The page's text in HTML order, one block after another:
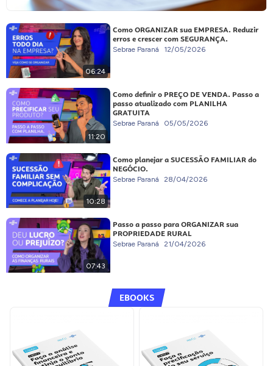
06:24
Como ORGANIZAR sua EMPRESA. Reduzir
erros e crescer com SEGURANÇA.
Sebrae Paraná 12/05/2026
11:20
Como definir o PREÇO DE VENDA. Passo a
passo atualizado com PLANILHA
GRATUITA
Sebrae Paraná 05/05/2026
10:28
Como planejar a SUCESSÃO FAMILIAR do
NEGÓCIO.
Sebrae Paraná 28/04/2026
07:43
Passo a passo para ORGANIZAR sua
PROPRIEDADE RURAL
Sebrae Paraná 21/04/2026
EBOOKS